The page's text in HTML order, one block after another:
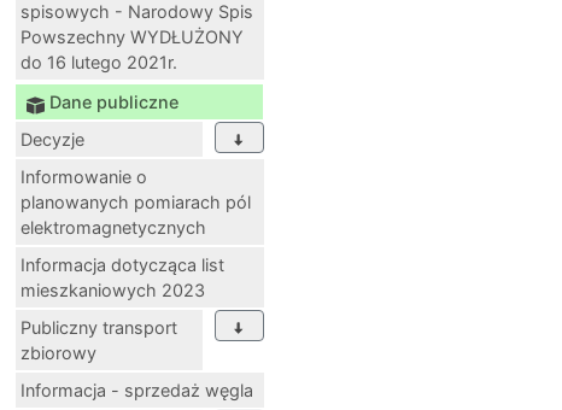
spisowych - Narodowy Spis
Powszechny WYDŁUŻONY
do 16 lutego 2021r.
Dane publiczne
Decyzje
Informowanie o
planowanych pomiarach pól
elektromagnetycznych
Informacja dotycząca list
mieszkaniowych 2023
Publiczny transport
zbiorowy
Informacja - sprzedaż węgla